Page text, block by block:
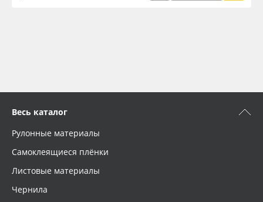
Весь каталог
Рулонные материалы
Самоклеящиеся плёнки
Листовые материалы
Чернила